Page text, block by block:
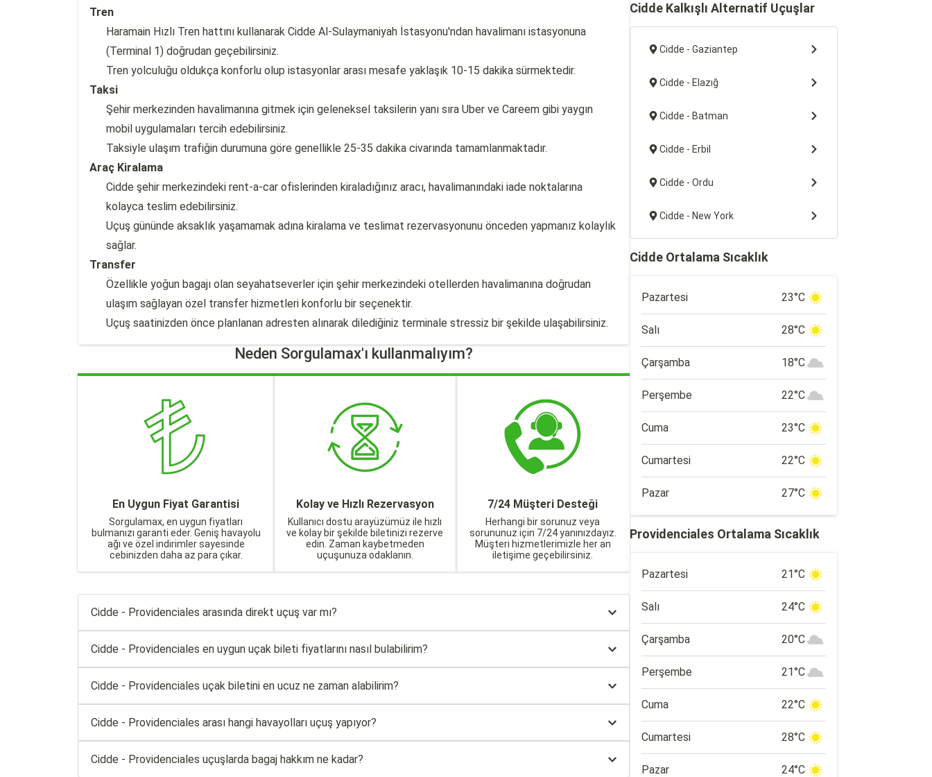
Tren
Haramain Hızlı Tren hattını kullanarak Cidde Al-Sulaymaniyah İstasyonu'ndan havalimanı istasyonuna
(Terminal 1) doğrudan geçebilirsiniz.
Tren yolculuğu oldukça konforlu olup istasyonlar arası mesafe yaklaşık 10-15 dakika sürmektedir.
Taksi
Şehir merkezinden havalimanına gitmek için geleneksel taksilerin yanı sıra Uber ve Careem gibi yaygın
mobil uygulamaları tercih edebilirsiniz.
Taksiyle ulaşım trafiğin durumuna göre genellikle 25-35 dakika civarında tamamlanmaktadır.
Araç Kiralama
Cidde şehir merkezindeki rent-a-car ofislerinden kiraladığınız aracı, havalimanındaki iade noktalarına
kolayca teslim edebilirsiniz.
Uçuş gününde aksaklık yaşamamak adına kiralama ve teslimat rezervasyonunu önceden yapmanız kolaylık
sağlar.
Transfer
Özellikle yoğun bagajı olan seyahatseverler için şehir merkezindeki otellerden havalimanına doğrudan
ulaşım sağlayan özel transfer hizmetleri konforlu bir seçenektir.
Uçuş saatinizden önce planlanan adresten alınarak dilediğiniz terminale stressiz bir şekilde ulaşabilirsiniz.
Neden Sorgulamax'ı kullanmalıyım?
En Uygun Fiyat Garantisi
Sorgulamax, en uygun fiyatları
bulmanızı garanti eder. Geniş havayolu
ağı ve özel indirimler sayesinde
cebinizden daha az para çıkar.
Kolay ve Hızlı Rezervasyon
Kullanıcı dostu arayüzümüz ile hızlı
ve kolay bir şekilde biletinizi rezerve
edin. Zaman kaybetmeden
uçuşunuza odaklanın.
7/24 Müşteri Desteği
Herhangi bir sorunuz veya
sorununuz için 7/24 yanınızdayız.
Müşteri hizmetlerimizle her an
iletişime geçebilirsiniz.
Cidde - Providenciales arasında direkt uçuş var mı?
Cidde - Providenciales en uygun uçak bileti fiyatlarını nasıl bulabilirim?
Cidde - Providenciales uçak biletini en ucuz ne zaman alabilirim?
Cidde - Providenciales arası hangi havayolları uçuş yapıyor?
Cidde - Providenciales uçuşlarda bagaj hakkım ne kadar?
Cidde Kalkışlı Alternatif Uçuşlar
Cidde - Gaziantep
Cidde - Elazığ
Cidde - Batman
Cidde - Erbil
Cidde - Ordu
Cidde - New York
Cidde Ortalama Sıcaklık
Pazartesi 23°C
Salı 28°C
Çarşamba 18°C
Perşembe 22°C
Cuma 23°C
Cumartesi 22°C
Pazar 27°C
Providenciales Ortalama Sıcaklık
Pazartesi 21°C
Salı 24°C
Çarşamba 20°C
Perşembe 21°C
Cuma 22°C
Cumartesi 28°C
Pazar 24°C